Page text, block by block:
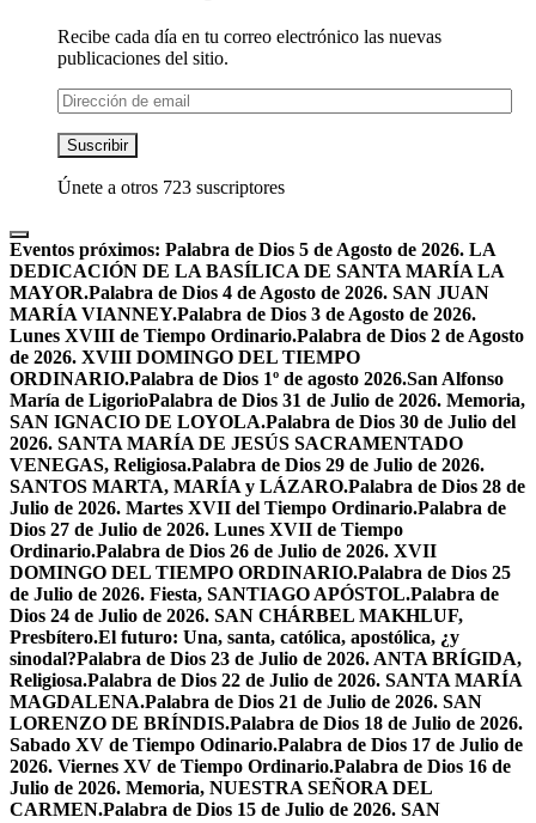
Recibe cada día en tu correo electrónico las nuevas
publicaciones del sitio.
Dirección
de
email
Suscribir
Únete a otros 723 suscriptores
Eventos próximos: Palabra de Dios 5 de Agosto de 2026. LA
DEDICACIÓN DE LA BASÍLICA DE SANTA MARÍA LA
MAYOR.Palabra de Dios 4 de Agosto de 2026. SAN JUAN
MARÍA VIANNEY.Palabra de Dios 3 de Agosto de 2026.
Lunes XVIII de Tiempo Ordinario.Palabra de Dios 2 de Agosto
de 2026. XVIII DOMINGO DEL TIEMPO
ORDINARIO.Palabra de Dios 1º de agosto 2026.San Alfonso
María de LigorioPalabra de Dios 31 de Julio de 2026. Memoria,
SAN IGNACIO DE LOYOLA.Palabra de Dios 30 de Julio del
2026. SANTA MARÍA DE JESÚS SACRAMENTADO
VENEGAS, Religiosa.Palabra de Dios 29 de Julio de 2026.
SANTOS MARTA, MARÍA y LÁZARO.Palabra de Dios 28 de
Julio de 2026. Martes XVII del Tiempo Ordinario.Palabra de
Dios 27 de Julio de 2026. Lunes XVII de Tiempo
Ordinario.Palabra de Dios 26 de Julio de 2026. XVII
DOMINGO DEL TIEMPO ORDINARIO.Palabra de Dios 25
de Julio de 2026. Fiesta, SANTIAGO APÓSTOL.Palabra de
Dios 24 de Julio de 2026. SAN CHÁRBEL MAKHLUF,
Presbítero.El futuro: Una, santa, católica, apostólica, ¿y
sinodal?Palabra de Dios 23 de Julio de 2026. ANTA BRÍGIDA,
Religiosa.Palabra de Dios 22 de Julio de 2026. SANTA MARÍA
MAGDALENA.Palabra de Dios 21 de Julio de 2026. SAN
LORENZO DE BRÍNDIS.Palabra de Dios 18 de Julio de 2026.
Sabado XV de Tiempo Odinario.Palabra de Dios 17 de Julio de
2026. Viernes XV de Tiempo Ordinario.Palabra de Dios 16 de
Julio de 2026. Memoria, NUESTRA SEÑORA DEL
CARMEN.Palabra de Dios 15 de Julio de 2026. SAN